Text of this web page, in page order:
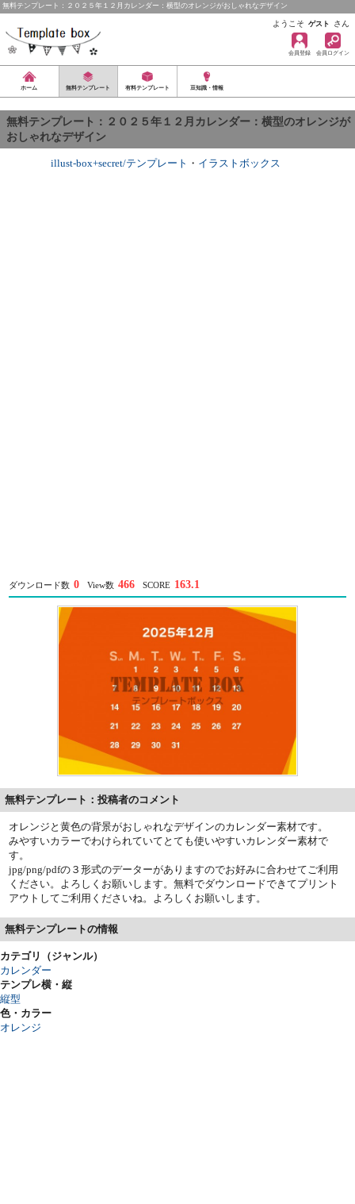
無料テンプレート：２０２５年１２月カレンダー：横型のオレンジがおしゃれなデザイン
ようこそ ゲスト さん
会員登録 会員ログイン
ホーム 無料テンプレート 有料テンプレート 豆知識・情報
無料テンプレート：２０２５年１２月カレンダー：横型のオレンジが
おしゃれなデザイン
illust-box+secret/テンプレート ・ イラストボックス
ダウンロード数 0 View数 466 SCORE 163.1
無料テンプレート：投稿者のコメント
オレンジと黄色の背景がおしゃれなデザインのカレンダー素材です。
みやすいカラーでわけられていてとても使いやすいカレンダー素材で
す。
jpg/png/pdfの３形式のデーターがありますのでお好みに合わせてご利用
ください。よろしくお願いします。無料でダウンロードできてプリント
アウトしてご利用くださいね。よろしくお願いします。
無料テンプレートの情報
カテゴリ（ジャンル）
カレンダー
テンプレ横・縦
縦型
色・カラー
オレンジ